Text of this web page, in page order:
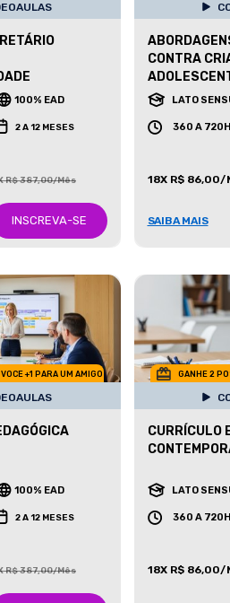
100% EAD
2 A 12 MESES
R$ 387,00/Mês
INSCREVA-SE
CONTRA
LATO
360 A 720H
18X R$ 86,00/
SAIBA MAIS
+1 PARA UM AMIGO
100% EAD
2 A 12 MESES
R$ 387,00/Mês
GANHE 2
CURRÍCULO
LATO
360 A 720H
18X R$ 86,00/